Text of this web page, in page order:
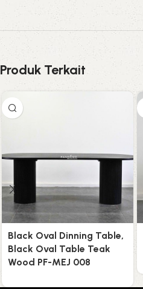
Produk Terkait
Black Oval Dinning Table,
Black Oval Table Teak
Wood PF-MEJ 008